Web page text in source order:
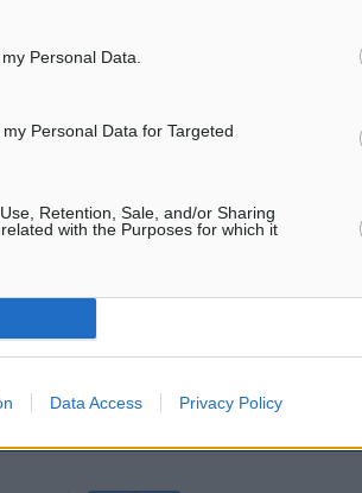
Personal Data.
Personal Data for Targeted
Retention, Sale, and/or Sharing
with the Purposes for which it
Data Access Privacy Policy
★ ↗